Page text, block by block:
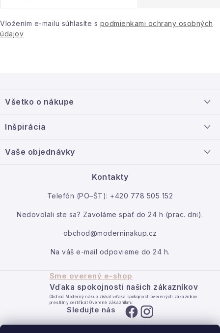
Vložením e-mailu súhlasíte s podmienkami ochrany osobných
údajov
p
ä
Všetko o nákupe
Veľkoobchodná spolupráca
Inšpirácia
Vaše objednávky
Kontakty
Telefón (PO–ŠT): +420 778 505 152
Nedovolali ste sa? Zavoláme späť do 24 h (prac. dni).
obchod@moderninakup.cz
Na váš e-mail odpovieme do 24 h.
Sme overený e-shop
Vďaka spokojnosti našich zákazníkov
Obchod Moderný nákup získal vďaka spokojnosti overených zákazníkov
prestížny certifikát Overené zákazníkmi.
Sledujte nás